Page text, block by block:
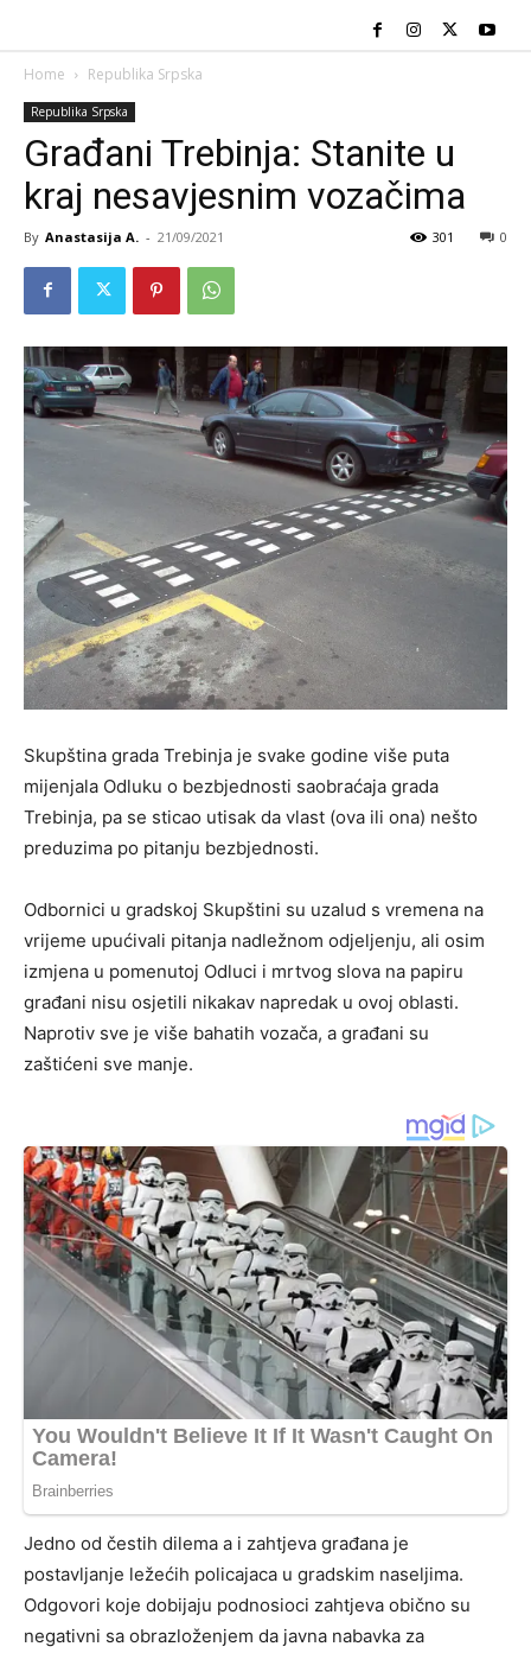
Home Republika Srpska
Republika Srpska
Građani Trebinja: Stanite u
kraj nesavjesnim vozačima
By Anastasija A. - 21/09/2021 0
301
Skupština grada Trebinja je svake godine više puta
mijenjala Odluku o bezbjednosti saobraćaja grada
Trebinja, pa se sticao utisak da vlast (ova ili ona) nešto
preduzima po pitanju bezbjednosti.
Odbornici u gradskoj Skupštini su uzalud s vremena na
vrijeme upućivali pitanja nadležnom odjeljenju, ali osim
izmjena u pomenutoj Odluci i mrtvog slova na papiru
građani nisu osjetili nikakav napredak u ovoj oblasti.
Naprotiv sve je više bahatih vozača, a građani su
zaštićeni sve manje.
Jedno od čestih dilema a i zahtjeva građana je
postavljanje ležećih policajaca u gradskim naseljima.
Odgovori koje dobijaju podnosioci zahtjeva obično su
negativni sa obrazloženjem da javna nabavka za